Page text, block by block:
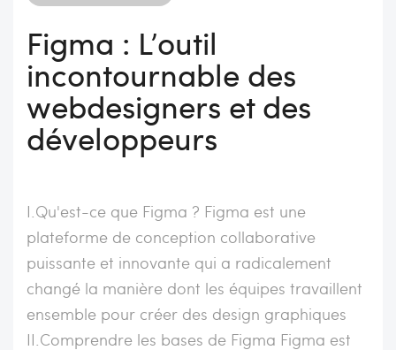
Figma : L’outil
incontournable des
webdesigners et des
développeurs
I.Qu'est-ce que Figma ? Figma est une
plateforme de conception collaborative
puissante et innovante qui a radicalement
changé la manière dont les équipes travaillent
ensemble pour créer des design graphiques
II.Comprendre les bases de Figma Figma est